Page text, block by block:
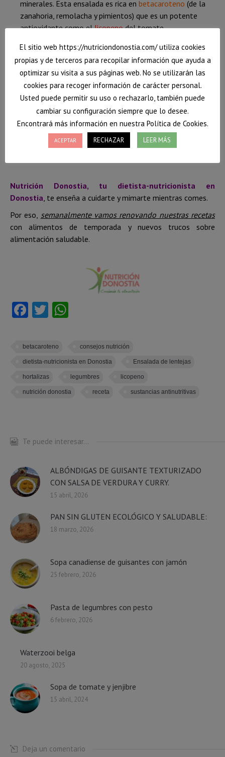
minerales. Esta ensalada es rica en betacaroteno (de la
zanahoria, remolacha y pimientos) que es un potente
antioxidante como ellicopenodel tomate.
exposición al aire, a la luz… por eso, cuanto más las
protejamos y más frescas las consumamos, mayor será el
contenido en nutrientes que llegue a nuestro estómago.
La vinagreta de menta le aporta un sabor refrescante
que además ayuda a hacer mejor la digestión.
¿Te ha gustado la receta? Tienes muchas más
Anímate a probarlas y compártelas!!
Nutrición Donostia, tu dietista-nutricionista en
Donostia , te enseña a cuidarte y mimarte mientras comes.
Por eso, semanalmente vamos renovando nuestras recetas
con alimentos de temporada y nuevos trucos sobre
alimentación saludable.
Facebook
Twitter
betacaroteno consejos nutrición
dietista-nutricionista en Donostia Ensalada de lentejas
hortalizas legumbres licopeno
nutrición donostia receta sustancias antinutritivas
Te puede interesar...
ALBÓNDIGAS DE GUISANTE TEXTURIZADO
CON SALSA DE VERDURA Y CURRY.
15 abril, 2026
PAN SIN GLUTEN ECOLÓGICO Y SALUDABLE:
18 marzo, 2026
Sopa canadiense de guisantes con jamón
25 febrero, 2026
Pasta de legumbres con pesto
6 febrero, 2026
Waterzooi belga
20 agosto, 2025
Sopa de tomate y jenjibre
15 abril, 2024
Deja un comentario
El sitio web https://nutriciondonostia.com/ utiliza cookies
propias y de terceros para recopilar información que ayuda a
optimizar su visita a sus páginas web. No se utilizarán las
cookies para recoger información de carácter personal.
Usted puede permitir su uso o rechazarlo, también puede
cambiar su configuración siempre que lo desee.
Encontrará más información en nuestra Política de Cookies.
ACEPTAR RECHAZAR LEER MÁS